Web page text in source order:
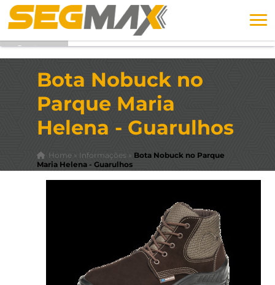
Bota Nobuck no
Parque Maria
Helena - Guarulhos
Home» Informações » Bota Nobuck no Parque
Maria Helena - Guarulhos